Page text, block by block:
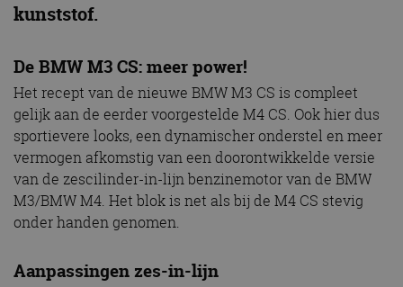
kunststof.
De BMW M3 CS: meer power!
Het recept van de nieuwe BMW M3 CS is compleet
gelijk aan de eerder voorgestelde M4 CS. Ook hier dus
sportievere looks, een dynamischer onderstel en meer
vermogen afkomstig van een doorontwikkelde versie
van de zescilinder-in-lijn benzinemotor van de BMW
M3/BMW M4. Het blok is net als bij de M4 CS stevig
onder handen genomen.
Aanpassingen zes-in-lijn